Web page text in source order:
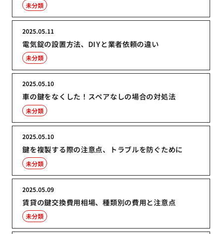
未分類
電気錠の設置方法、DIYと業者依頼の違い
2025.05.11
未分類
車の鍵をなくした！スペアなしの場合の対処法
2025.05.10
未分類
鍵を複製する際の注意点、トラブルを防ぐために
2025.05.10
未分類
賃貸の鍵交換費用相場、種類別の費用と注意点
2025.05.09
未分類